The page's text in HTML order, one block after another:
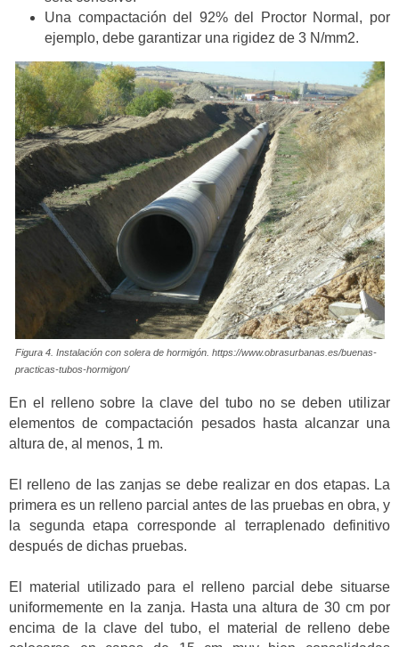
Una compactación del 92% del Proctor Normal, por
ejemplo, debe garantizar una rigidez de 3 N/mm2.
Figura 4. Instalación con solera de hormigón. https://www.obrasurbanas.es/buenas-
practicas-tubos-hormigon/
En el relleno sobre la clave del tubo no se deben utilizar
elementos de compactación pesados hasta alcanzar una
altura de, al menos, 1 m.
El relleno de las zanjas se debe realizar en dos etapas. La
primera es un relleno parcial antes de las pruebas en obra, y
la segunda etapa corresponde al terraplenado definitivo
después de dichas pruebas.
El material utilizado para el relleno parcial debe situarse
uniformemente en la zanja. Hasta una altura de 30 cm por
encima de la clave del tubo, el material de relleno debe